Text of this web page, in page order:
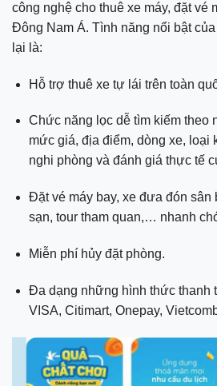
công nghệ cho thuê xe máy, đặt vé
Đông Nam Á. Tình năng nổi bật
lại là:
Hỗ trợ thuê xe tự lái trên toàn
Chức năng lọc dễ tìm kiếm theo
mức giá, địa điểm, dòng xe, loại
nghi phòng và đánh giá thực tế
Đặt vé máy bay, xe đưa đón sân
sạn, tour tham quan,… nhanh
Miễn phí hủy đặt phòng.
Đa dạng những hình thức thanh
VISA, Citimart, Onepay,